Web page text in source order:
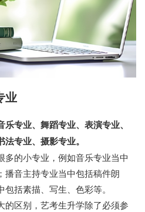
业
专业、舞蹈专业、表演专业、
专业、摄影专业。
的小专业，例如音乐专业当中
播音主持专业当中包括稿件朗
括素描、写生、色彩等。
的区别，艺考生升学除了必须参